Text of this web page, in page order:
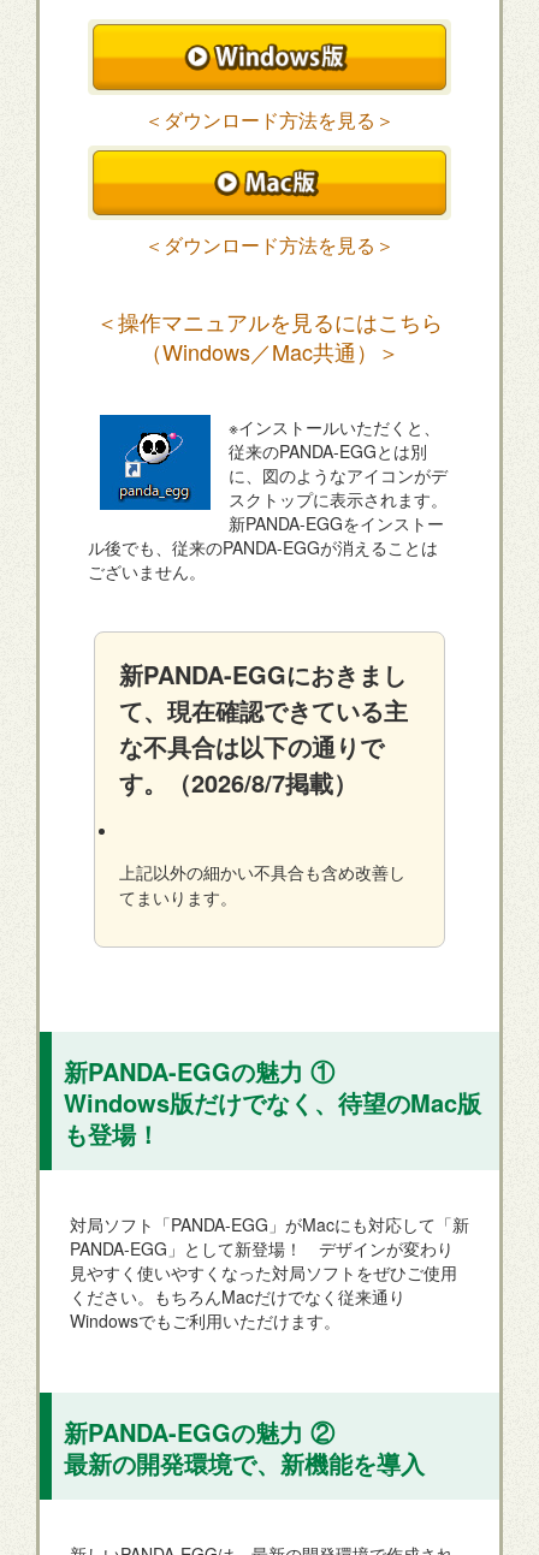
＜ダウンロード方法を見る＞
＜ダウンロード方法を見る＞
＜操作マニュアルを見るにはこちら
（Windows／Mac共通）＞
※インストールいただくと、
従来のPANDA-EGGとは別
に、図のようなアイコンがデ
スクトップに表示されます。
新PANDA-EGGをインストー
ル後でも、従来のPANDA-EGGが消えることは
ございません。
新PANDA-EGGにおきまし
て、現在確認できている主
な不具合は以下の通りで
す。（2026/8/7掲載）
上記以外の細かい不具合も含め改善し
てまいります。
新PANDA-EGGの魅力 ①
Windows版だけでなく、待望のMac版
も登場！
対局ソフト「PANDA-EGG」がMacにも対応して「新
PANDA-EGG」として新登場！ デザインが変わり
見やすく使いやすくなった対局ソフトをぜひご使用
ください。もちろんMacだけでなく従来通り
Windowsでもご利用いただけます。
新PANDA-EGGの魅力 ②
最新の開発環境で、新機能を導入